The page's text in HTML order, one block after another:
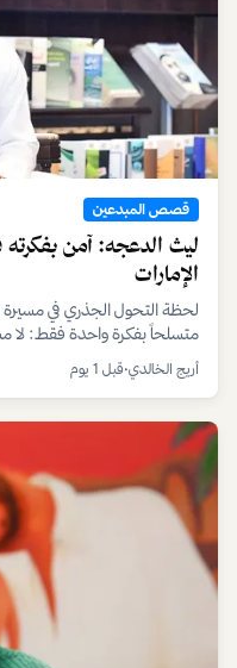
قصص المبدعين
ليث الدعجه: آمن
الإمارات
لحظة التحول الجذري في
متسلحاً بفكرة واحدة فقط:
تجارية من الصفر متجاوزاً
أريج الخالدي•قبل 1 يوم